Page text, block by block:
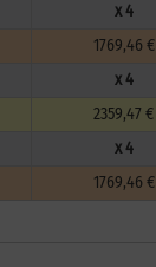
x 4
1769,46 €
x 4
2359,47 €
x 4
1769,46 €